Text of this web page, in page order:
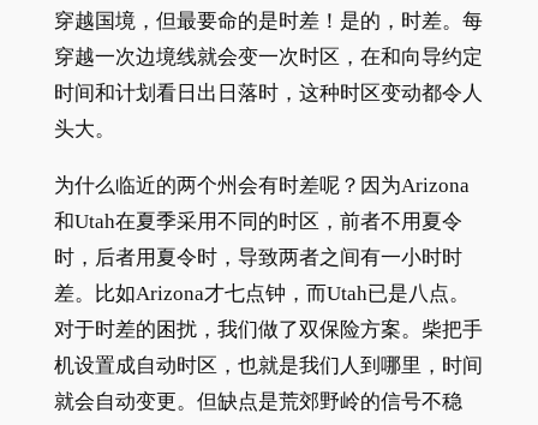
穿越国境，但最要命的是时差！是的，时差。每
穿越一次边境线就会变一次时区，在和向导约定
时间和计划看日出日落时，这种时区变动都令人
头大。
为什么临近的两个州会有时差呢？因为Arizona
和Utah在夏季采用不同的时区，前者不用夏令
时，后者用夏令时，导致两者之间有一小时时
差。比如Arizona才七点钟，而Utah已是八点。
对于时差的困扰，我们做了双保险方案。柴把手
机设置成自动时区，也就是我们人到哪里，时间
就会自动变更。但缺点是荒郊野岭的信号不稳